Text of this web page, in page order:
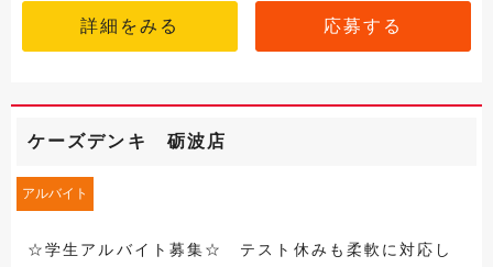
詳細をみる 応募する
ケーズデンキ 砺波店
アルバイト
☆学生アルバイト募集☆ テスト休みも柔軟に対応し